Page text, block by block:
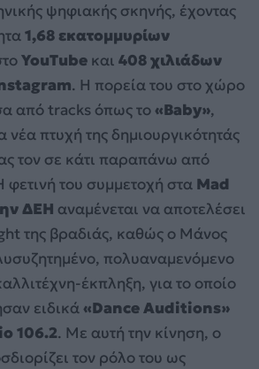
ψηφιακής σκηνής, έχοντας
1,68 εκατομμυρίων
YouTube και 408 χιλιάδων
. Η πορεία του στο χώρο
από tracks όπως το«Baby»,
νέα πτυχή της δημιουργικότητάς
τον σε κάτι παραπάνω από
του συμμετοχή στα Mad
ΔΕΗ αναμένεται να αποτελέσει
της βραδιάς, καθώς ο Μάνος
πολυαναμενόμενο
έκπληξη, για το οποίο
ειδικά«Dance Auditions»
106.2. Με αυτή την κίνηση, ο
τον ρόλο του ως